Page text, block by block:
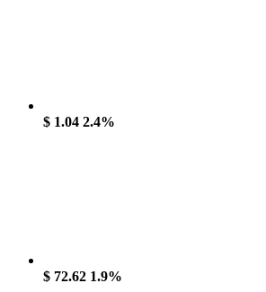
$ 1.04 2.4%
$ 72.62 1.9%